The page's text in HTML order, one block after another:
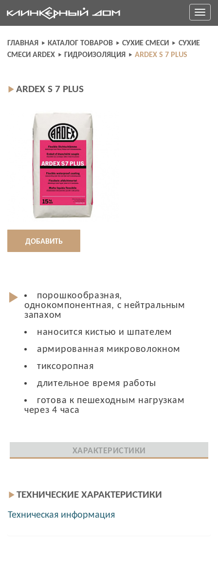
to
content
Toggle
ГЛАВНАЯ КАТАЛОГ ТОВАРОВ СУХИЕ СМЕСИ
СУХИЕ
СМЕСИ ARDEX
ГИДРОИЗОЛЯЦИЯ ARDEX S 7 PLUS
ARDEX S 7 PLUS
ДОБАВИТЬ
порошкообразная,
однокомпонентная, с нейтральным
запахом
наносится кистью и шпателем
армированная микроволокном
тиксоропная
длительное время работы
готова к пешеходным нагрузкам
через 4 часа
ХАРАКТЕРИСТИКИ
ТЕХНИЧЕСКИЕ ХАРАКТЕРИСТИКИ
Техническая информация